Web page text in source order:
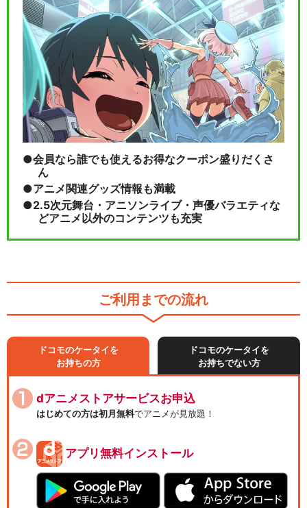
会員なら誰でも使えるお得なクーポン盛りだくさ
ん
アニメ関連グッズ情報も満載
2.5次元舞台・アニソンライブ・声優バラエティな
どアニメ以外のコンテンツも充実
ご利用までの流れ
ドコモのケータイを
お持ちの方
ドコモのケータイを
お持ちでない方
dアニメストアサービスお申込
はじめての方は初月無料でアニメが見放題！
アプリ無料インストール